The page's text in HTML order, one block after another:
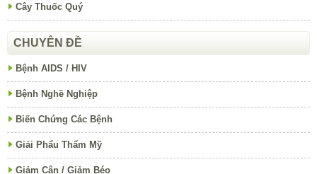
Cây Thuốc Quý
CHUYÊN ĐỀ
Bệnh AIDS / HIV
Bệnh Nghề Nghiệp
Biến Chứng Các Bệnh
Giải Phẩu Thẩm Mỹ
Giảm Cân / Giảm Béo